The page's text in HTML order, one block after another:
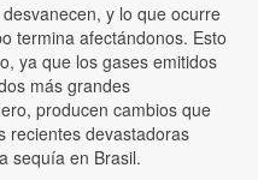
y lo que ocurre
termina afectándonos. Esto
ya que los gases emitidos
más grandes
producen cambios que
recientes devastadoras
sequía en Brasil.